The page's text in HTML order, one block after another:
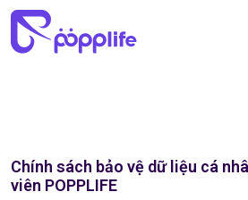
Chính sách bảo vệ dữ liệu cá
viên POPPLIFE